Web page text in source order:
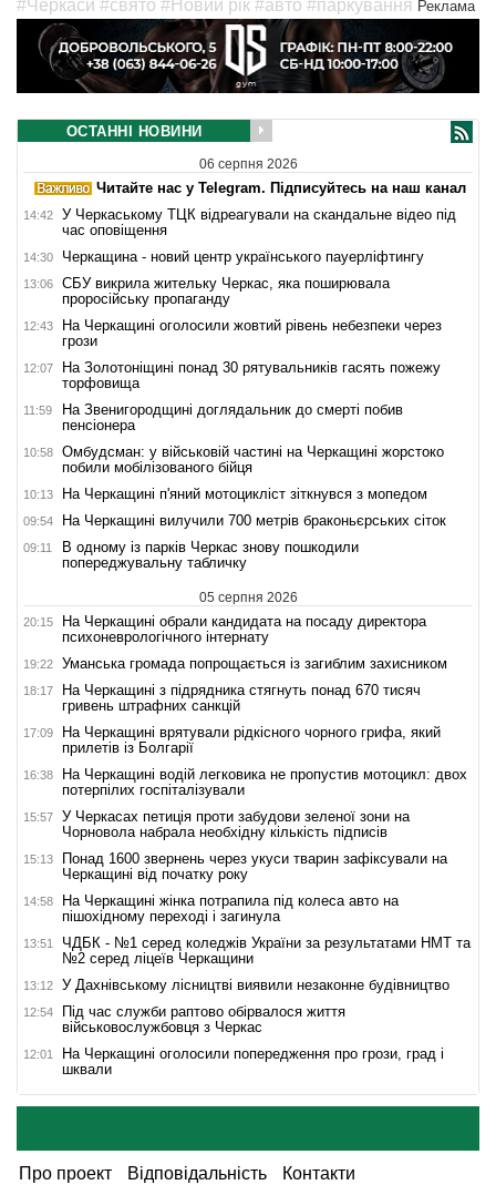
#Черкаси #свято #Новий рік #авто #паркування Реклама
ОСТАННІ НОВИНИ
06 серпня 2026
Читайте нас у Telegram. Підписуйтесь на наш канал
14:42
У Черкаському ТЦК відреагували на скандальне відео під
час оповіщення
14:30 Черкащина - новий центр українського пауерліфтингу
13:06
СБУ викрила жительку Черкас, яка поширювала
проросійську пропаганду
12:43
На Черкащині оголосили жовтий рівень небезпеки через
грози
12:07
На Золотоніщині понад 30 рятувальників гасять пожежу
торфовища
11:59
На Звенигородщині доглядальник до смерті побив
пенсіонера
10:58
Омбудсман: у військовій частині на Черкащині жорстоко
побили мобілізованого бійця
10:13 На Черкащині п'яний мотоцикліст зіткнувся з мопедом
09:54 На Черкащині вилучили 700 метрів браконьєрських сіток
09:11
В одному із парків Черкас знову пошкодили
попереджувальну табличку
05 серпня 2026
20:15
На Черкащині обрали кандидата на посаду директора
психоневрологічного інтернату
19:22 Уманська громада попрощається із загиблим захисником
18:17
На Черкащині з підрядника стягнуть понад 670 тисяч
гривень штрафних санкцій
17:09
На Черкащині врятували рідкісного чорного грифа, який
прилетів із Болгарії
16:38
На Черкащині водій легковика не пропустив мотоцикл: двох
потерпілих госпіталізували
15:57
У Черкасах петиція проти забудови зеленої зони на
Чорновола набрала необхідну кількість підписів
15:13
Понад 1600 звернень через укуси тварин зафіксували на
Черкащині від початку року
14:58
На Черкащині жінка потрапила під колеса авто на
пішохідному переході і загинула
13:51
ЧДБК - №1 серед коледжів України за результатами НМТ та
№2 серед ліцеїв Черкащини
13:12 У Дахнівському лісництві виявили незаконне будівництво
12:54
Під час служби раптово обірвалося життя
військовослужбовця з Черкас
12:01
На Черкащині оголосили попередження про грози, град і
шквали
Про проект Відповідальність Контакти